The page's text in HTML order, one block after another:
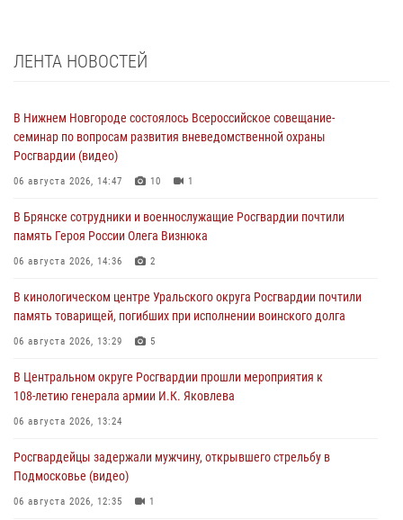
ЛЕНТА НОВОСТЕЙ
В Нижнем Новгороде состоялось Всероссийское совещание-
семинар по вопросам развития вневедомственной охраны
Росгвардии (видео)
06 августа 2026, 14:47 10 1
В Брянске сотрудники и военнослужащие Росгвардии почтили
память Героя России Олега Визнюка
06 августа 2026, 14:36 2
В кинологическом центре Уральского округа Росгвардии почтили
память товарищей, погибших при исполнении воинского долга
06 августа 2026, 13:29 5
В Центральном округе Росгвардии прошли мероприятия к
108‑летию генерала армии И.К. Яковлева
06 августа 2026, 13:24
Росгвардейцы задержали мужчину, открывшего стрельбу в
Подмосковье (видео)
06 августа 2026, 12:35 1